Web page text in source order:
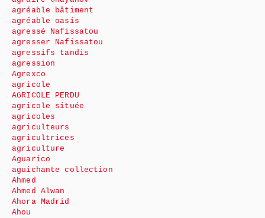
agréable bâtiment
agréable oasis
agressé Nafissatou
agresser Nafissatou
agressifs tandis
agression
Agrexco
agricole
AGRICOLE PERDU
agricole située
agricoles
agriculteurs
agricultrices
agriculture
Aguarico
aguichante collection
Ahmed
Ahmed Alwan
Ahora Madrid
Ahou